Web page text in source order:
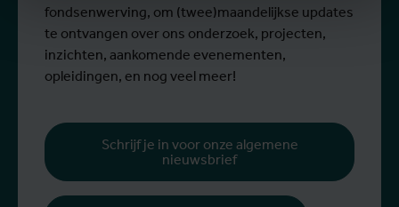
fondsenwerving, om (twee)maandelijkse updates
te ontvangen over ons onderzoek, projecten,
inzichten, aankomende evenementen,
opleidingen, en nog veel meer!
Schrijf je in voor onze algemene
nieuwsbrief